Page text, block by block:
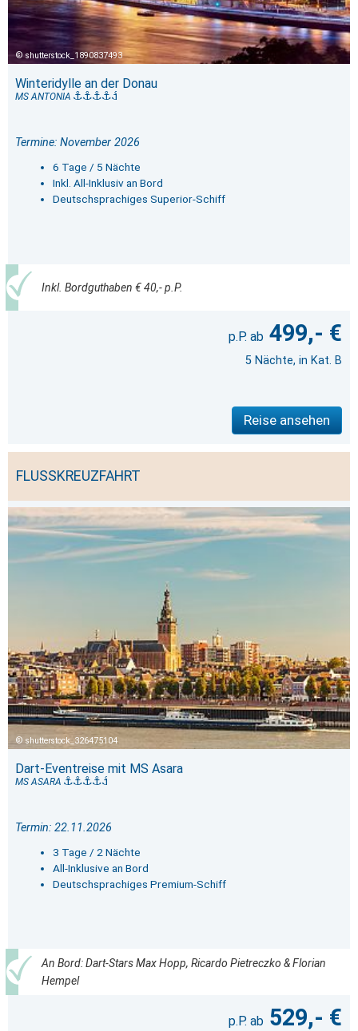
shutterstock_1890837493
Winteridylle an der Donau
MS ANTONIA
Termine: November 2026
6 Tage / 5 Nächte
Inkl. All-Inklusiv an Bord
Deutschsprachiges Superior-Schiff
Inkl. Bordguthaben € 40,- p.P.
499,- €
5 Nächte, in Kat. B
Reise ansehen
FLUSSKREUZFAHRT
shutterstock_326475104
Dart-Eventreise mit MS Asara
MS ASARA
Termin: 22.11.2026
3 Tage / 2 Nächte
All-Inklusive an Bord
Deutschsprachiges Premium-Schiff
An Bord: Dart-Stars Max Hopp, Ricardo Pietreczko & Florian
Hempel
529,- €